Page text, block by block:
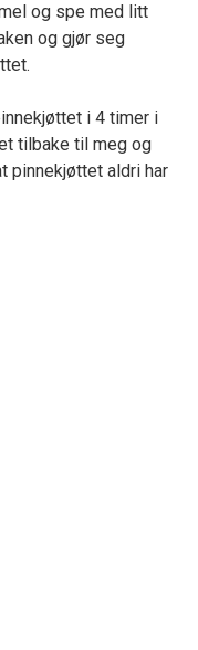
og spe med litt
og gjør seg
i 4 timer i
tilbake til meg og
pinnekjøttet aldri har